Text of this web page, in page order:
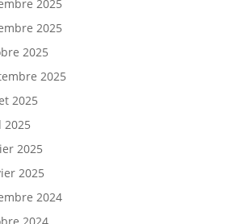
2025
2025
2025
2025
2025
2025
2025
2025
2024